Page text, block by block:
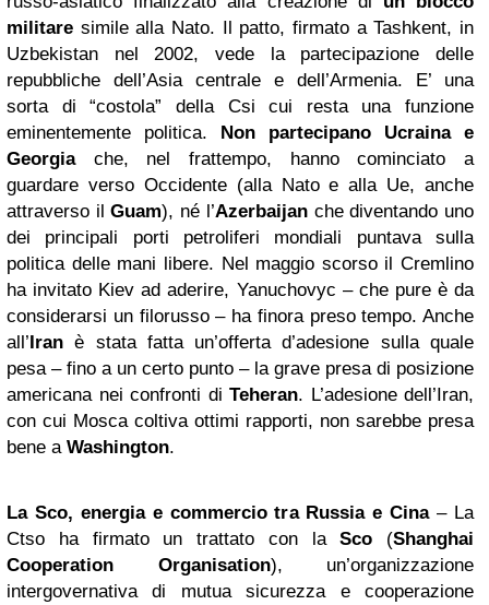
militare simile alla Nato. Il patto, firmato a Tashkent, in
Uzbekistan nel 2002, vede la partecipazione delle
repubbliche dell’Asia centrale e dell’Armenia. E’ una
sorta di “costola” della Csi cui resta una funzione
eminentemente politica. Non partecipano Ucraina e
Georgiache, nel frattempo, hanno cominciato a
guardare verso Occidente (alla Nato e alla Ue, anche
attraverso ilGuam), né l’Azerbaijanche diventando uno
dei principali porti petroliferi mondiali puntava sulla
politica delle mani libere. Nel maggio scorso il Cremlino
ha invitato Kiev ad aderire, Yanuchovyc – che pure è da
considerarsi un filorusso – ha finora preso tempo. Anche
all’Iran è stata fatta un’offerta d’adesione sulla quale
pesa – fino a un certo punto – la grave presa di posizione
americana nei confronti di Teheran. L’adesione dell’Iran,
con cui Mosca coltiva ottimi rapporti, non sarebbe presa
bene a Washington.
La Sco, energia e commercio tra Russia e Cina– La
Ctso ha firmato un trattato con laSco (Shanghai
Cooperation Organisation), un’organizzazione
intergovernativa di mutua sicurezza e cooperazione